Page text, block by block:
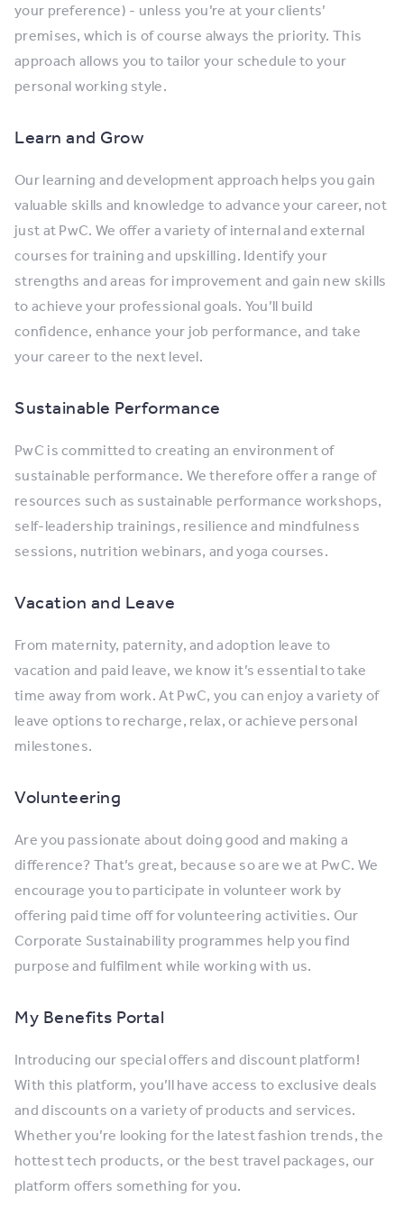
your preference) - unless you’re at your clients’
premises, which is of course always the priority. This
approach allows you to tailor your schedule to your
personal working style.
Learn and Grow
Our learning and development approach helps you gain
valuable skills and knowledge to advance your career, not
just at PwC. We offer a variety of internal and external
courses for training and upskilling. Identify your
strengths and areas for improvement and gain new skills
to achieve your professional goals. You’ll build
confidence, enhance your job performance, and take
your career to the next level.
Sustainable Performance
PwC is committed to creating an environment of
sustainable performance. We therefore offer a range of
resources such as sustainable performance workshops,
self-leadership trainings, resilience and mindfulness
sessions, nutrition webinars, and yoga courses.
Vacation and Leave
From maternity, paternity, and adoption leave to
vacation and paid leave, we know it’s essential to take
time away from work. At PwC, you can enjoy a variety of
leave options to recharge, relax, or achieve personal
milestones.
Volunteering
Are you passionate about doing good and making a
difference? That’s great, because so are we at PwC. We
encourage you to participate in volunteer work by
offering paid time off for volunteering activities. Our
Corporate Sustainability programmes help you find
purpose and fulfilment while working with us.
My Benefits Portal
Introducing our special offers and discount platform!
With this platform, you’ll have access to exclusive deals
and discounts on a variety of products and services.
Whether you’re looking for the latest fashion trends, the
hottest tech products, or the best travel packages, our
platform offers something for you.